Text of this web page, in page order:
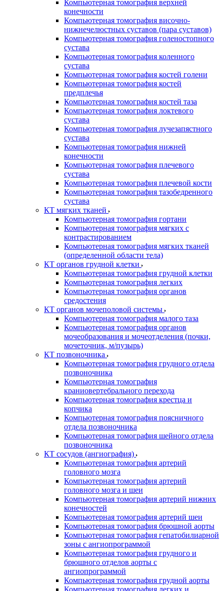
Компьютерная томография верхней
конечности
Компьютерная томография височно-
нижнечелюстных суставов (пара суставов)
Компьютерная томография голеностопного
сустава
Компьютерная томография коленного
сустава
Компьютерная томография костей голени
Компьютерная томография костей
предплечья
Компьютерная томография костей таза
Компьютерная томография локтевого
сустава
Компьютерная томография лучезапястного
сустава
Компьютерная томография нижней
конечности
Компьютерная томография плечевого
сустава
Компьютерная томография плечевой кости
Компьютерная томография тазобедренного
сустава
КТ мягких тканей
Компьютерная томография гортани
Компьютерная томография мягких с
контрастированием
Компьютерная томография мягких тканей
(определенной области тела)
КТ органов грудной клетки
Компьютерная томография грудной клетки
Компьютерная томография легких
Компьютерная томография органов
средостения
КТ органов мочеполовой системы
Компьютерная томография малого таза
Компьютерная томография органов
мочеобразования и мочеотделения (почки,
мочеточник, м/пузырь)
КТ позвоночника
Компьютерная томография грудного отдела
позвоночника
Компьютерная томография
краниовертебрального перехода
Компьютерная томография крестца и
копчика
Компьютерная томография поясничного
отдела позвоночника
Компьютерная томография шейного отдела
позвоночника
КТ сосудов (ангиография)
Компьютерная томография артерий
головного мозга
Компьютерная томография артерий
головного мозга и шеи
Компьютерная томография артерий нижних
конечностей
Компьютерная томография артерий шеи
Компьютерная томография брюшной аорты
Компьютерная томография гепатобилиарной
зоны с ангиопрограммой
Компьютерная томография грудного и
брюшного отделов аорты с
ангиопрограммой
Компьютерная томография грудной аорты
Компьютерная томография легких и